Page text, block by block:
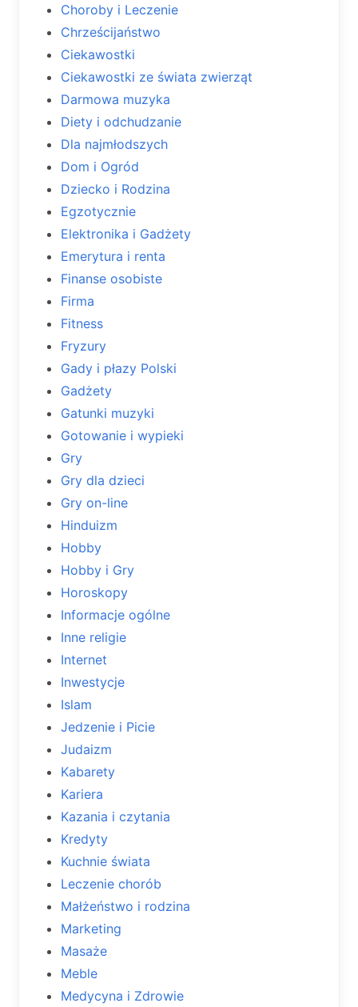
Choroby i Leczenie
Chrześcijaństwo
Ciekawostki
Ciekawostki ze świata zwierząt
Darmowa muzyka
Diety i odchudzanie
Dla najmłodszych
Dom i Ogród
Dziecko i Rodzina
Egzotycznie
Elektronika i Gadżety
Emerytura i renta
Finanse osobiste
Firma
Fitness
Fryzury
Gady i płazy Polski
Gadżety
Gatunki muzyki
Gotowanie i wypieki
Gry
Gry dla dzieci
Gry on-line
Hinduizm
Hobby
Hobby i Gry
Horoskopy
Informacje ogólne
Inne religie
Internet
Inwestycje
Islam
Jedzenie i Picie
Judaizm
Kabarety
Kariera
Kazania i czytania
Kredyty
Kuchnie świata
Leczenie chorób
Małżeństwo i rodzina
Marketing
Masaże
Meble
Medycyna i Zdrowie